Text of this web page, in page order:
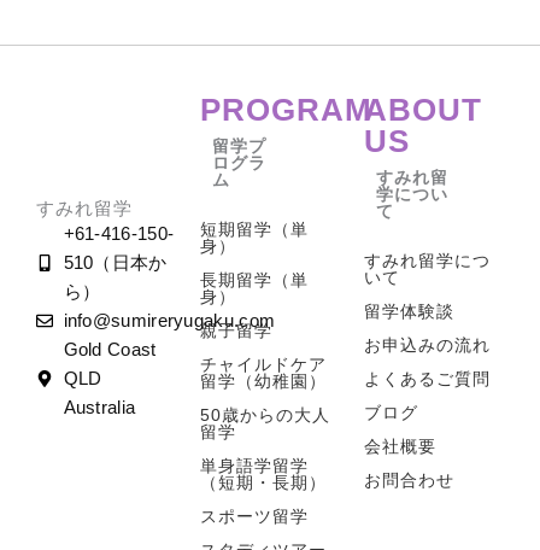
すみれ留学
+61-416-150-
510（日本か
ら）
info@sumireryugaku.com
Gold Coast
QLD
Australia
PROGRAM
留学プ
ログラ
ム
短期留学（単
身）
長期留学（単
身）
親子留学
チャイルドケア
留学（幼稚園）
50歳からの大人
留学
単身語学留学
（短期・長期）
スポーツ留学
ABOUT
US
すみれ留
学につい
て
すみれ留学につ
いて
留学体験談
お申込みの流れ
よくあるご質問
ブログ
会社概要
お問合わせ